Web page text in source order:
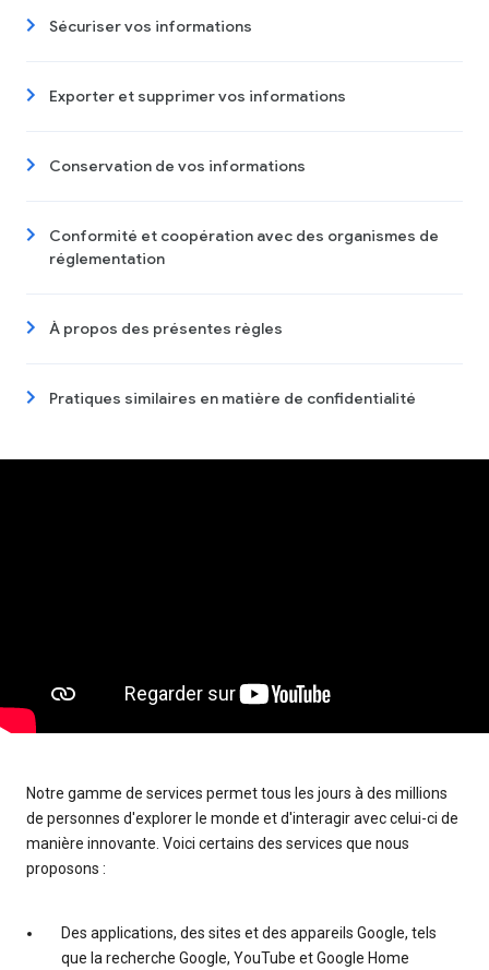
Sécuriser vos informations
Exporter et supprimer vos informations
Conservation de vos informations
Conformité et coopération avec des organismes de
réglementation
À propos des présentes règles
Pratiques similaires en matière de confidentialité
Notre gamme de services permet tous les jours à des millions
de personnes d'explorer le monde et d'interagir avec celui-ci de
manière innovante. Voici certains des services que nous
proposons :
Des applications, des sites et des appareils Google, tels
que la recherche Google, YouTube et Google Home